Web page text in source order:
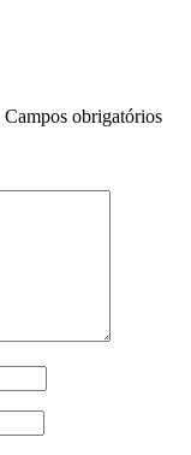
Campos obrigatórios